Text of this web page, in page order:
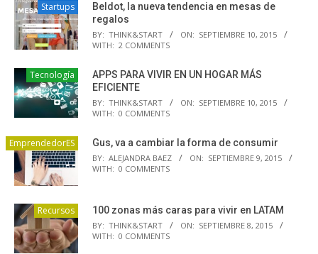
Startups
Beldot, la nueva tendencia en mesas de
regalos
BY: THINK&START ON: SEPTIEMBRE 10, 2015
WITH: 2 COMMENTS
Tecnología
APPS PARA VIVIR EN UN HOGAR MÁS
EFICIENTE
BY: THINK&START ON: SEPTIEMBRE 10, 2015
WITH: 0 COMMENTS
EmprendedorES Gus, va a cambiar la forma de consumir
BY: ALEJANDRA BAEZ ON: SEPTIEMBRE 9, 2015
WITH: 0 COMMENTS
Recursos 100 zonas más caras para vivir en LATAM
BY: THINK&START ON: SEPTIEMBRE 8, 2015
WITH: 0 COMMENTS